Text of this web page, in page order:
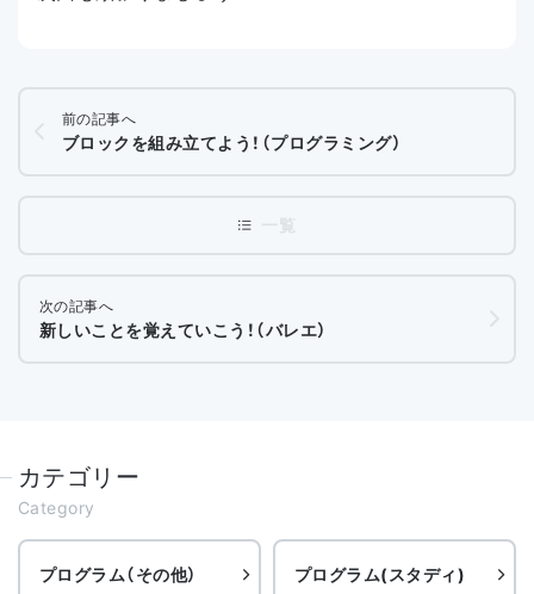
前の記事へ
ブロックを組み立てよう！（プログラミング）
次の記事へ
新しいことを覚えていこう！（バレエ）
カテゴリー
Category
プログラム（その他） プログラム(スタディ)